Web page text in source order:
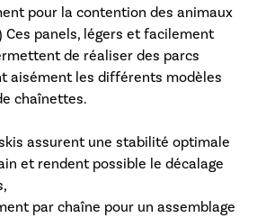
pour la contention des animaux
Ces panels, légers et facilement
de réaliser des parcs
aisément les différents modèles
chaînettes.
assurent une stabilité optimale
et rendent possible le décalage
par chaîne pour un assemblage